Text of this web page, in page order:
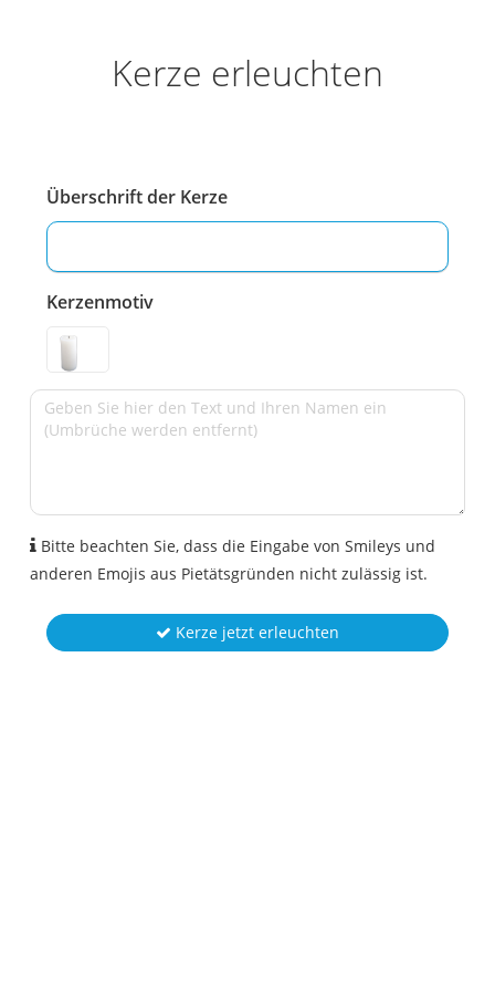
Kerze erleuchten
Überschrift der Kerze
Kerzenmotiv
Bitte beachten Sie, dass die Eingabe von Smileys und
anderen Emojis aus Pietätsgründen nicht zulässig ist.
Kerze jetzt erleuchten